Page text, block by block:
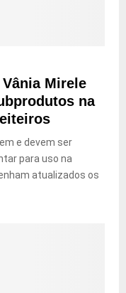
Mirele
na
e devem ser
para uso na
atualizados os